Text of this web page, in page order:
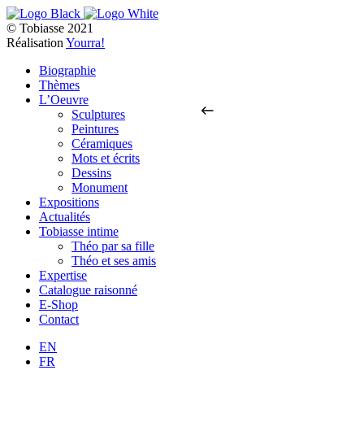
© Tobiasse 2021
Réalisation Yourra!
Biographie
Thèmes
L’Oeuvre
Sculptures
Peintures
Céramiques
Mots et écrits
Dessins
Monument
Expositions
Actualités
Tobiasse intime
Théo par sa fille
Théo et ses amis
Expertise
Catalogue raisonné
E-Shop
Contact
EN
FR